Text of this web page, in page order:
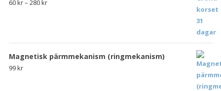
60kr– 280kr
Magnetisk pärmmekanism (ringmekanism)
99kr